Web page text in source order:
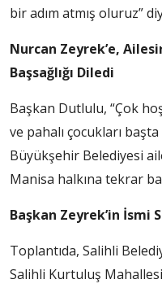
bir adım atmış oluruz”
Nurcan Zeyrek’e,
Başsağlığı Diledi
Başkan Dutlulu, “Çok
ve pahalı çocukları
Büyükşehir Belediyesi
Manisa halkına tekrar
Başkan Zeyrek’in İsmi
Toplantıda, Salihli
Salihli Kurtuluş